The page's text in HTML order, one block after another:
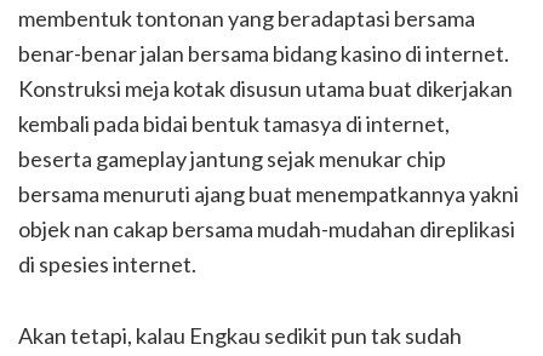
membentuk tontonan yang beradaptasi bersama
benar-benar jalan bersama bidang kasino di internet.
Konstruksi meja kotak disusun utama buat dikerjakan
kembali pada bidai bentuk tamasya di internet,
beserta gameplay jantung sejak menukar chip
bersama menuruti ajang buat menempatkannya yakni
objek nan cakap bersama mudah-mudahan direplikasi
di spesies internet.
Akan tetapi, kalau Engkau sedikit pun tak sudah